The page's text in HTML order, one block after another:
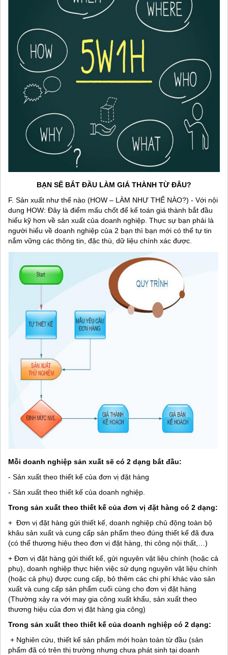
BẠN SẼ BẮT ĐẦU LÀM GIÁ THÀNH TỪ ĐÂU?
F. Sản xuất như thế nào (HOW – LÀM NHƯ THẾ NÀO?) - Với nội
dung HOW: Đây là điểm mấu chốt để kế toán giá thành bắt đầu
hiểu kỹ hơn về sản xuất của doanh nghiệp. Thực sự bạn phải là
người hiểu về doanh nghiệp của 2 bạn thì bạn mới có thể tự tin
nắm vững các thông tin, đặc thù, dữ liệu chính xác được.
Mỗi doanh nghiệp sản xuất sẽ có 2 dạng bắt đầu:
- Sản xuất theo thiết kế của đơn vị đặt hàng
- Sản xuất theo thiết kế của doanh nghiệp.
Trong sản xuất theo thiết kế của đơn vị đặt hàng có 2 dạng:
+ Đơn vị đặt hàng gửi thiết kế, doanh nghiệp chủ động toàn bộ
khâu sản xuất và cung cấp sản phẩm theo đúng thiết kế đã đưa
(có thể thương hiệu theo đơn vị đặt hàng, thi công nội thất,…)
+ Đơn vị đặt hàng gửi thiết kế, gửi nguyên vật liệu chính (hoặc cả
phụ), doanh nghiệp thực hiện việc sử dụng nguyên vật liệu chính
(hoặc cả phụ) được cung cấp, bỏ thêm các chi phí khác vào sản
xuất và cung cấp sản phẩm cuối cùng cho đơn vị đặt hàng
(Thường xảy ra với may gia công xuất khẩu, sản xuất theo
thương hiệu của đơn vị đặt hàng gia công)
Trong sản xuất theo thiết kế của doanh nghiệp có 2 dạng:
+ Nghiên cứu, thiết kế sản phẩm mới hoàn toàn từ đầu (sản
phẩm đã có trên thị trường nhưng chưa phát sinh tại doanh